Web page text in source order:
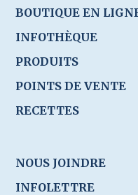
BOUTIQUE EN
INFOTHÈQUE
PRODUITS
POINTS DE VENTE
RECETTES
NOUS JOINDRE
INFOLETTRE